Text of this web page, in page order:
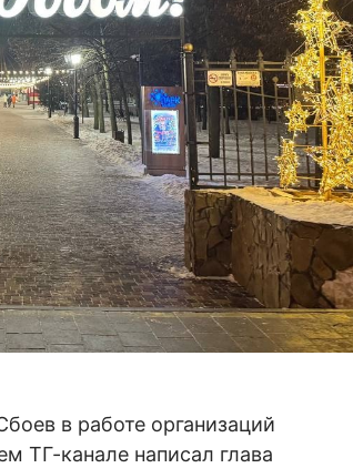
в работе организаций
ТГ-канале написал глава